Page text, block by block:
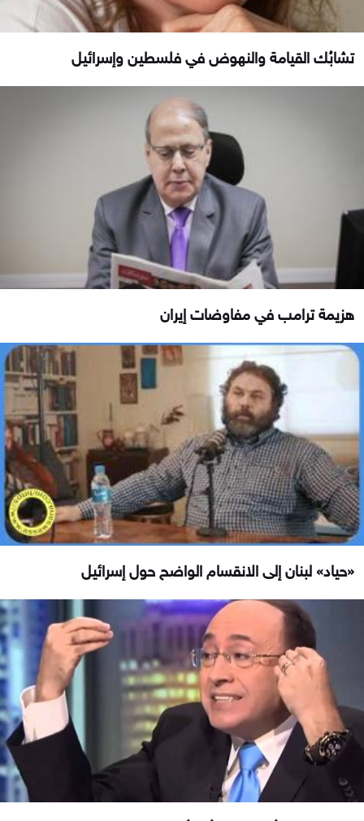
تشابُك القيامة والنهوض في فلسطين وإسرائيل
هزيمة ترامب في مفاوضات إيران
«حياد» لبنان إلى الانقسام الواضح حول إسرائيل